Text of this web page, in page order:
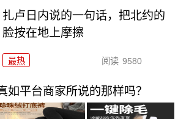
扎卢日内说的一句话，把北约的
脸按在地上摩擦
最热 阅读 9580
如平台商家所说的那样吗？